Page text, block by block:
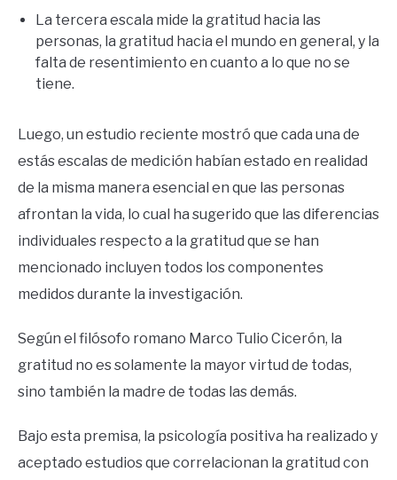
La tercera escala mide la gratitud hacia las
personas, la gratitud hacia el mundo en general, y la
falta de resentimiento en cuanto a lo que no se
tiene.
Luego, un estudio reciente mostró que cada una de
estás escalas de medición habían estado en realidad
de la misma manera esencial en que las personas
afrontan la vida, lo cual ha sugerido que las diferencias
individuales respecto a la gratitud que se han
mencionado incluyen todos los componentes
medidos durante la investigación.
Según el filósofo romano Marco Tulio Cicerón, la
gratitud no es solamente la mayor virtud de todas,
sino también la madre de todas las demás.
Bajo esta premisa, la psicología positiva ha realizado y
aceptado estudios que correlacionan la gratitud con